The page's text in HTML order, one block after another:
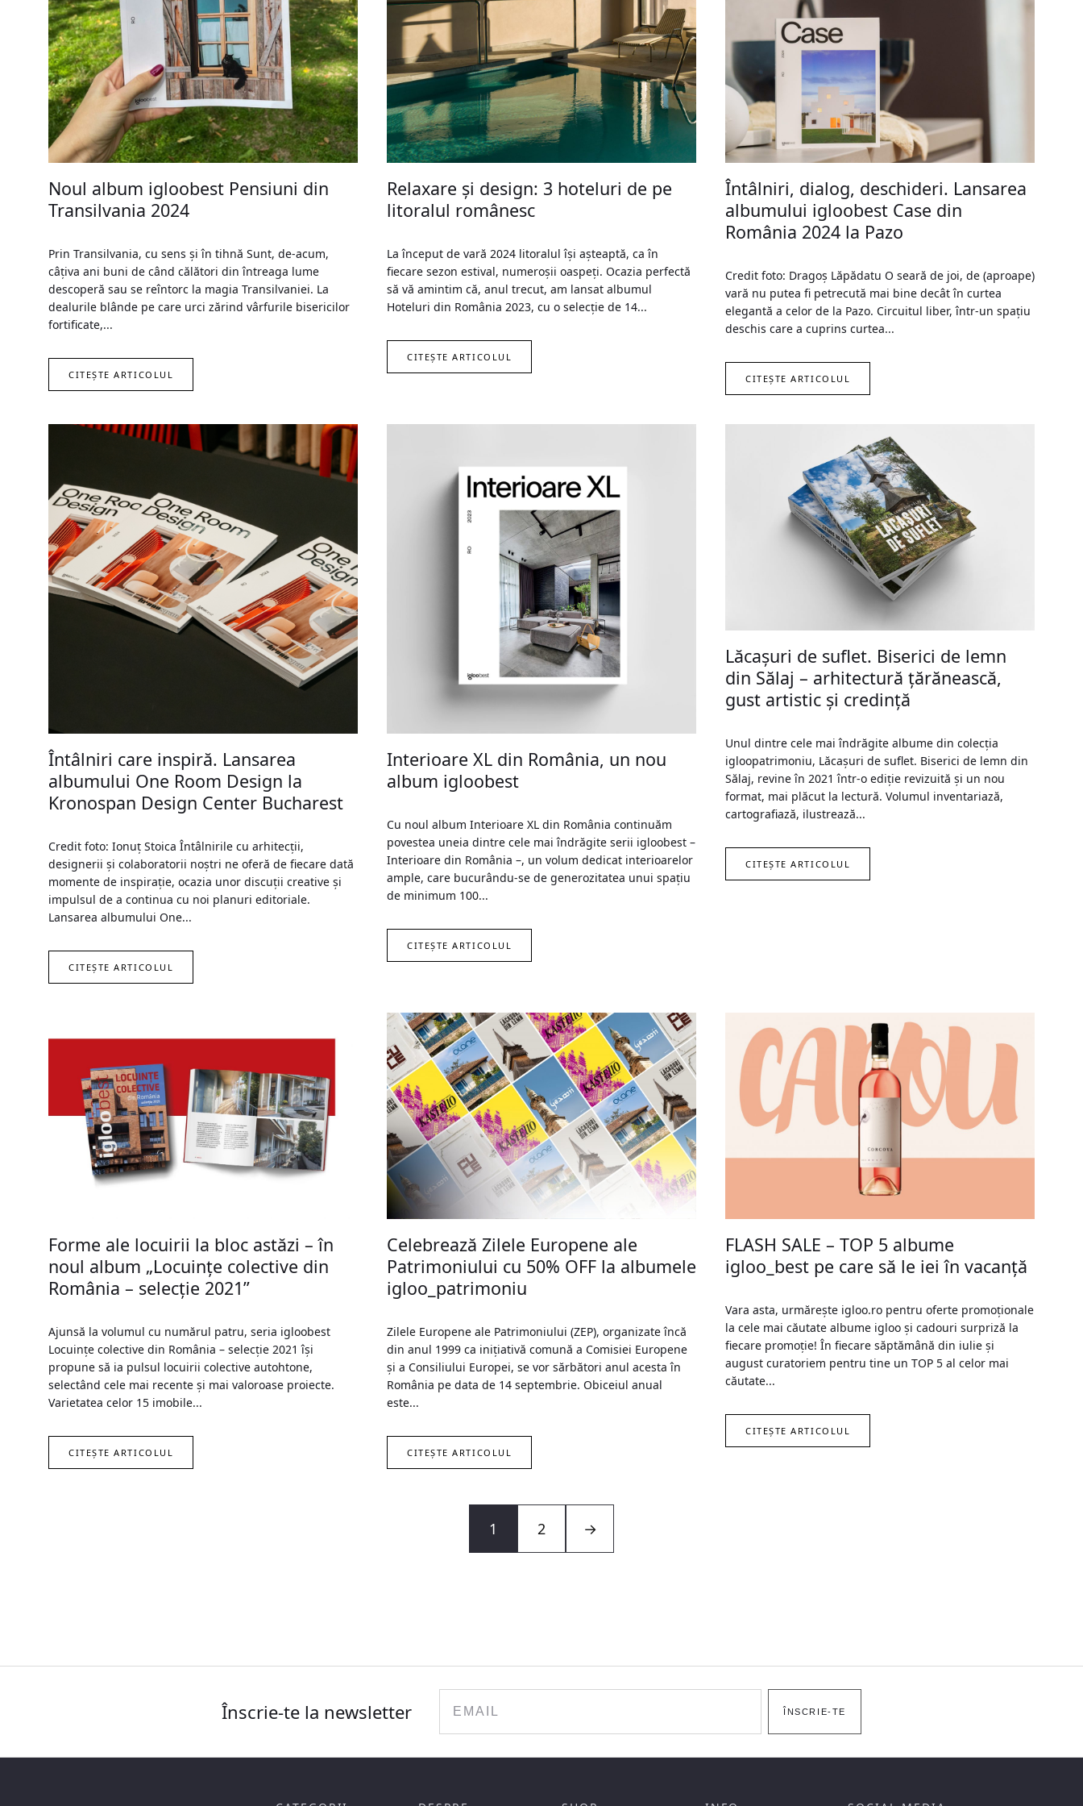
Noul album igloobest Pensiuni din
Transilvania 2024
Prin Transilvania, cu sens și în tihnă Sunt, de-acum,
câțiva ani buni de când călători din întreaga lume
descoperă sau se reîntorc la magia Transilvaniei. La
dealurile blânde pe care urci zărind vârfurile bisericilor
fortificate,...
CITEȘTE ARTICOLUL
Relaxare și design: 3 hoteluri de pe
litoralul românesc
La început de vară 2024 litoralul își așteaptă, ca în
fiecare sezon estival, numeroșii oaspeți. Ocazia perfectă
să vă amintim că, anul trecut, am lansat albumul
Hoteluri din România 2023, cu o selecție de 14...
CITEȘTE ARTICOLUL
Întâlniri, dialog, deschideri. Lansarea
albumului igloobest Case din
România 2024 la Pazo
Credit foto: Dragoș Lăpădatu O seară de joi, de (aproape)
vară nu putea fi petrecută mai bine decât în curtea
elegantă a celor de la Pazo. Circuitul liber, într-un spațiu
deschis care a cuprins curtea...
CITEȘTE ARTICOLUL
Întâlniri care inspiră. Lansarea
albumului One Room Design la
Kronospan Design Center Bucharest
Credit foto: Ionuț Stoica Întâlnirile cu arhitecții,
designerii și colaboratorii noștri ne oferă de fiecare dată
momente de inspirație, ocazia unor discuții creative și
impulsul de a continua cu noi planuri editoriale.
Lansarea albumului One...
CITEȘTE ARTICOLUL
Interioare XL din România, un nou
album igloobest
Cu noul album Interioare XL din România continuăm
povestea uneia dintre cele mai îndrăgite serii igloobest –
Interioare din România –, un volum dedicat interioarelor
ample, care bucurându-se de generozitatea unui spațiu
de minimum 100...
CITEȘTE ARTICOLUL
Lăcașuri de suflet. Biserici de lemn
din Sălaj – arhitectură țărănească,
gust artistic și credință
Unul dintre cele mai îndrăgite albume din colecția
igloopatrimoniu, Lăcașuri de suflet. Biserici de lemn din
Sălaj, revine în 2021 într-o ediție revizuită și un nou
format, mai plăcut la lectură. Volumul inventariază,
cartografiază, ilustrează...
CITEȘTE ARTICOLUL
Forme ale locuirii la bloc astăzi – în
noul album „Locuinţe colective din
România – selecție 2021”
Ajunsă la volumul cu numărul patru, seria igloobest
Locuințe colective din România – selecție 2021 își
propune să ia pulsul locuirii colective autohtone,
selectând cele mai recente și mai valoroase proiecte.
Varietatea celor 15 imobile...
CITEȘTE ARTICOLUL
Celebrează Zilele Europene ale
Patrimoniului cu 50% OFF la albumele
igloo_patrimoniu
Zilele Europene ale Patrimoniului (ZEP), organizate încă
din anul 1999 ca inițiativă comună a Comisiei Europene
și a Consiliului Europei, se vor sărbători anul acesta în
România pe data de 14 septembrie. Obiceiul anual
este...
CITEȘTE ARTICOLUL
FLASH SALE – TOP 5 albume
igloo_best pe care să le iei în vacanță
Vara asta, urmărește igloo.ro pentru oferte promoționale
la cele mai căutate albume igloo și cadouri surpriză la
fiecare promoție! În fiecare săptămână din iulie și
august curatoriem pentru tine un TOP 5 al celor mai
căutate...
CITEȘTE ARTICOLUL
1 2 →
Înscrie-te la newsletter ÎNSCRIE-TE